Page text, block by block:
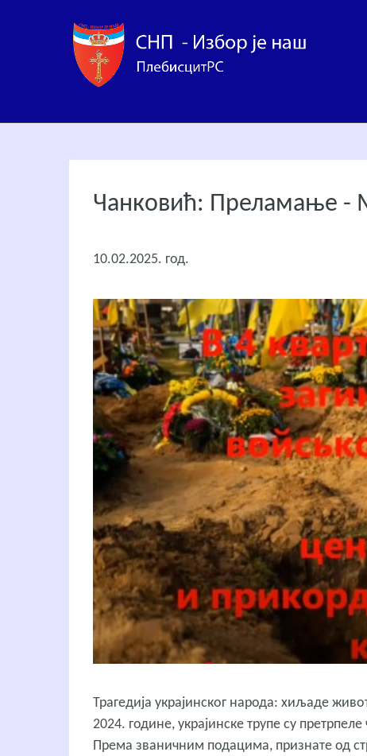
Чанковић: Преламање -
10.02.2025. год.
Трагедија украјинског народа: хиљаде
2024. године, украјинске трупе су
Према званичним подацима, признате од